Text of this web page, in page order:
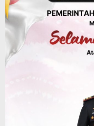
Agustus 6, 2026
Dinas Kehutanan Kalsel
Tahura Sultan
Kebakaran
Dipadamkan,
Memimpin